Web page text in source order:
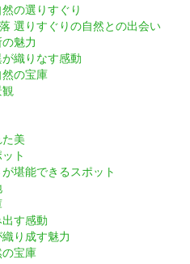
の選りすぐり
選りすぐりの自然との出会い
魅力
織りなす感動
の宝庫
美
ト
堪能できるスポット
す感動
り成す魅力
宝庫